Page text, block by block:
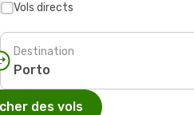
Vols directs
Destination
des vols